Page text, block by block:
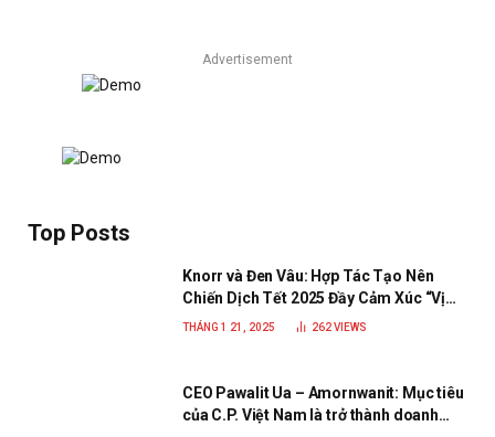
Advertisement
Top Posts
Knorr và Đen Vâu: Hợp Tác Tạo Nên
Chiến Dịch Tết 2025 Đầy Cảm Xúc “Vị
Nhà”
THÁNG 1 21, 2025 262VIEWS
CEO Pawalit Ua – Amornwanit: Mục tiêu
của C.P. Việt Nam là trở thành doanh